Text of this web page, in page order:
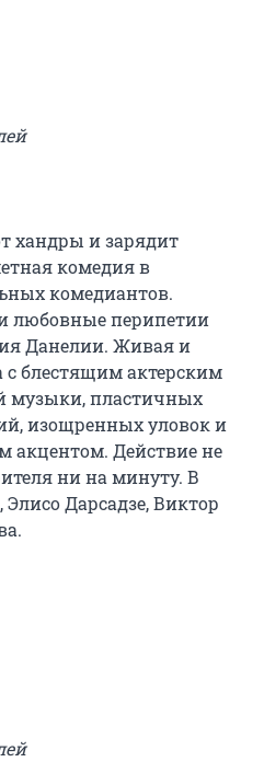
хандры и зарядит
комедия в
комедиантов.
любовные перипетии
Данелии. Живая и
с блестящим актерским
музыки, пластичных
изощренных уловок и
акцентом. Действие не
ни на минуту. В
Дарсадзе, Виктор